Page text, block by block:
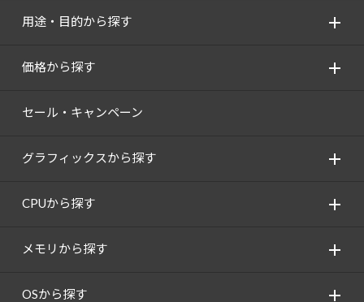
用途・目的から探す
価格から探す
セール・キャンペーン
グラフィックスから探す
CPUから探す
メモリから探す
OSから探す